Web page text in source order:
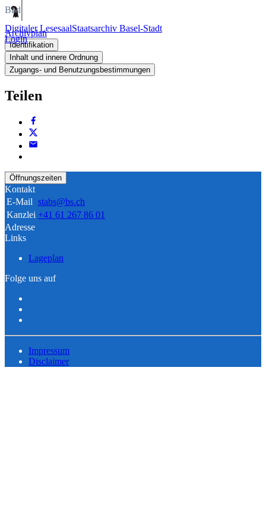
Digitaler LesesaalStaatsarchiv Basel-Stadt
Login
Bild
Archivplan
Identifikation
Inhalt und innere Ordnung
Zugangs- und Benutzungsbestimmungen
Teilen
Öffnungszeiten
Kontakt
E-Mail stabs@bs.ch
Kanzlei +41 61 267 86 01
Adresse
Links
Lageplan
Folge uns auf
Impressum
Disclaimer